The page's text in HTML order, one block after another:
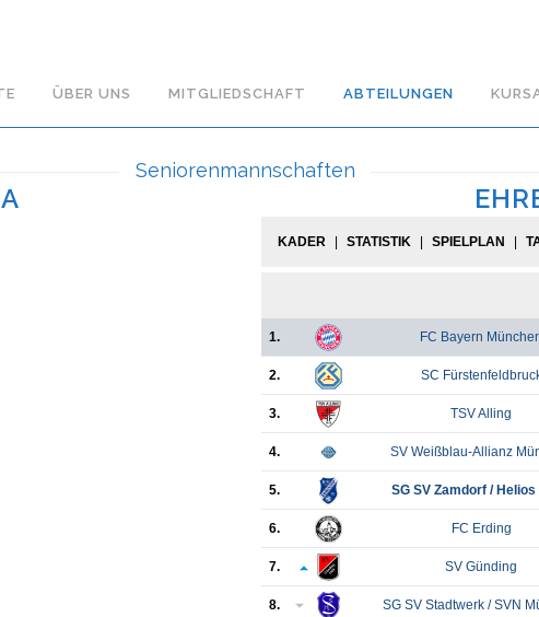
ÜBER UNS MITGLIEDSCHAFT ABTEILUNGEN
Seniorenmannschaften
KADER STATISTIK SPIELPLAN
1. FC Bayern
2. SC
3. TSV Alling
4. SV Weißblau-Allianz
5. SG SV Zamdorf / Helios
6. FC Erding
7. SV Günding
8. SG SV Stadtwerk / SVN